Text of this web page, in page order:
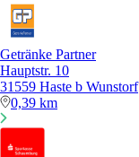
Getränke Partner
Hauptstr. 10
31559 Haste b Wunstorf
0,39 km